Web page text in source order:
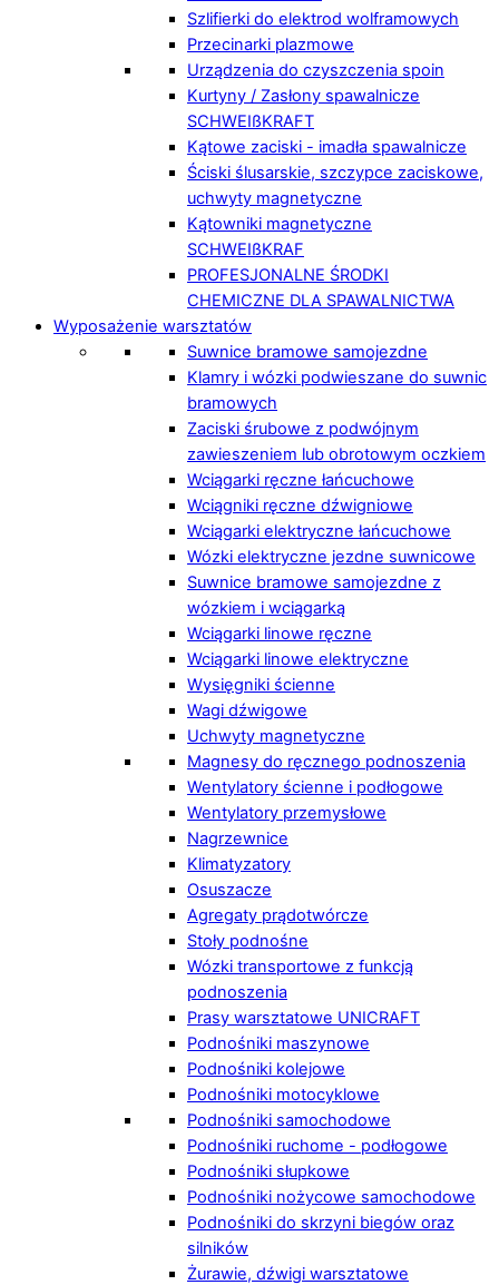
Szlifierki do elektrod wolframowych
Przecinarki plazmowe
Urządzenia do czyszczenia spoin
Kurtyny / Zasłony spawalnicze
SCHWEIßKRAFT
Kątowe zaciski - imadła spawalnicze
Ściski ślusarskie, szczypce zaciskowe,
uchwyty magnetyczne
Kątowniki magnetyczne
SCHWEIßKRAF
PROFESJONALNE ŚRODKI
CHEMICZNE DLA SPAWALNICTWA
Wyposażenie warsztatów
Suwnice bramowe samojezdne
Klamry i wózki podwieszane do suwnic
bramowych
Zaciski śrubowe z podwójnym
zawieszeniem lub obrotowym oczkiem
Wciągarki ręczne łańcuchowe
Wciągniki ręczne dźwigniowe
Wciągarki elektryczne łańcuchowe
Wózki elektryczne jezdne suwnicowe
Suwnice bramowe samojezdne z
wózkiem i wciągarką
Wciągarki linowe ręczne
Wciągarki linowe elektryczne
Wysięgniki ścienne
Wagi dźwigowe
Uchwyty magnetyczne
Magnesy do ręcznego podnoszenia
Wentylatory ścienne i podłogowe
Wentylatory przemysłowe
Nagrzewnice
Klimatyzatory
Osuszacze
Agregaty prądotwórcze
Stoły podnośne
Wózki transportowe z funkcją
podnoszenia
Prasy warsztatowe UNICRAFT
Podnośniki maszynowe
Podnośniki kolejowe
Podnośniki motocyklowe
Podnośniki samochodowe
Podnośniki ruchome - podłogowe
Podnośniki słupkowe
Podnośniki nożycowe samochodowe
Podnośniki do skrzyni biegów oraz
silników
Żurawie, dźwigi warsztatowe